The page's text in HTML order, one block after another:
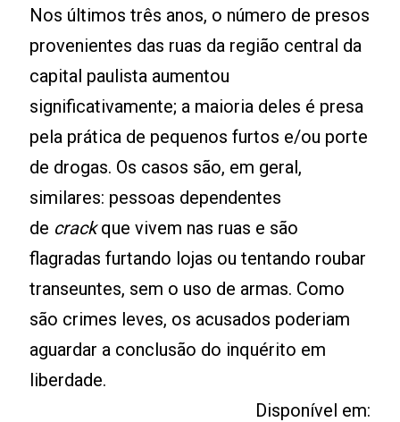
Nos últimos três anos, o número de presos
provenientes das ruas da região central da
capital paulista aumentou
significativamente; a maioria deles é presa
pela prática de pequenos furtos e/ou porte
de drogas. Os casos são, em geral,
similares: pessoas dependentes
de crackque vivem nas ruas e são
flagradas furtando lojas ou tentando roubar
transeuntes, sem o uso de armas. Como
são crimes leves, os acusados poderiam
aguardar a conclusão do inquérito em
liberdade.
Disponível em: